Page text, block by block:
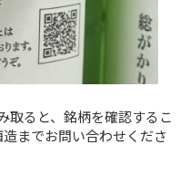
取ると、銘柄を確認するこ
までお問い合わせくださ